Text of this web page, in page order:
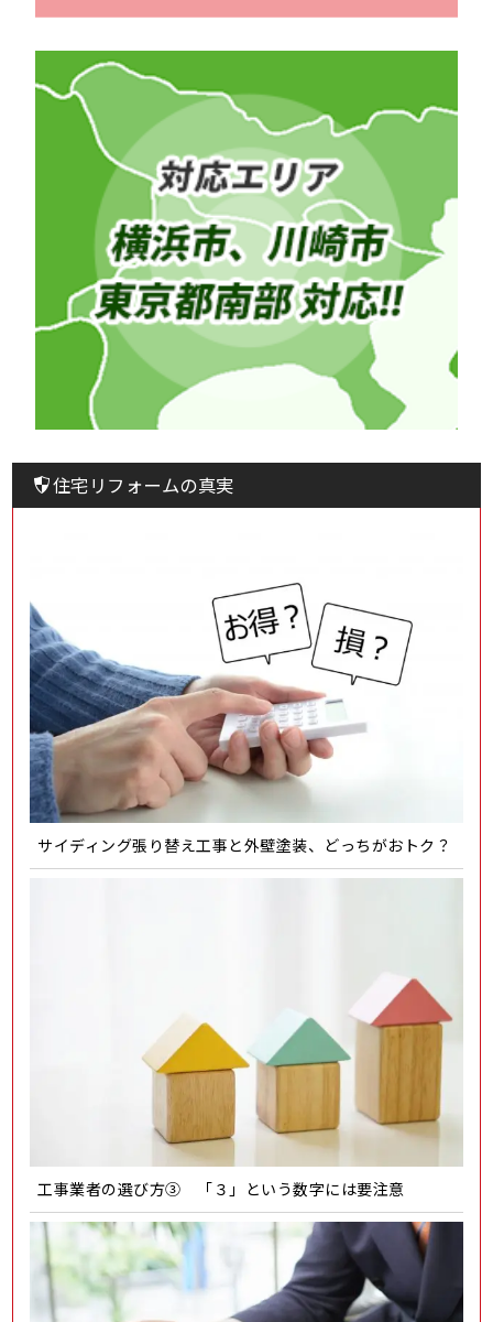
住宅リフォームの真実
サイディング張り替え工事と外壁塗装、どっちがおトク？
工事業者の選び方③ 「３」という数字には要注意